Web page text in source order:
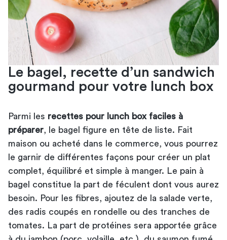
Le bagel, recette d’un sandwich
gourmand pour votre lunch box
Parmi les recettes pour lunch box faciles à
préparer , le bagel figure en tête de liste. Fait
maison ou acheté dans le commerce, vous pourrez
le garnir de différentes façons pour créer un plat
complet, équilibré et simple à manger. Le pain à
bagel constitue la part de féculent dont vous aurez
besoin. Pour les fibres, ajoutez de la salade verte,
des radis coupés en rondelle ou des tranches de
tomates. La part de protéines sera apportée grâce